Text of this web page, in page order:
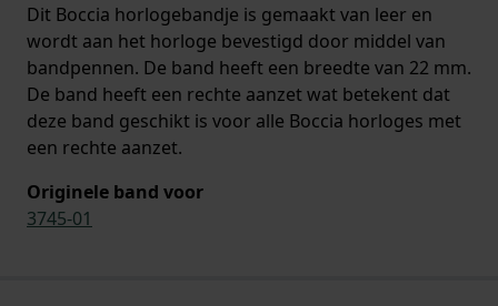
Dit Boccia horlogebandje is gemaakt van leer en
wordt aan het horloge bevestigd door middel van
bandpennen. De band heeft een breedte van 22 mm.
De band heeft een rechte aanzet wat betekent dat
deze band geschikt is voor alle Boccia horloges met
een rechte aanzet.
Originele band voor
3745-01